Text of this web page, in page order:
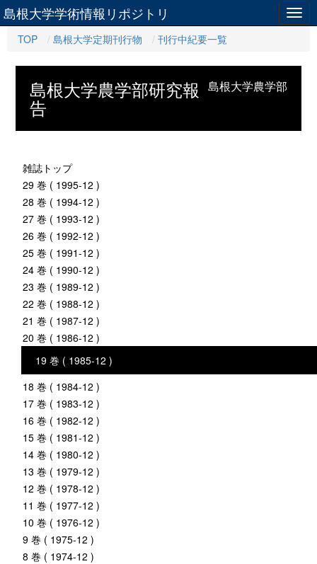
島根大学学術情報リポジトリ
TOP 島根大学定期刊行物 刊行中紀要一覧
島根大学農学部
島根大学農学部研究報
告
雑誌トップ
29 巻 ( 1995-12 )
28 巻 ( 1994-12 )
27 巻 ( 1993-12 )
26 巻 ( 1992-12 )
25 巻 ( 1991-12 )
24 巻 ( 1990-12 )
23 巻 ( 1989-12 )
22 巻 ( 1988-12 )
21 巻 ( 1987-12 )
20 巻 ( 1986-12 )
19 巻 ( 1985-12 )
18 巻 ( 1984-12 )
17 巻 ( 1983-12 )
16 巻 ( 1982-12 )
15 巻 ( 1981-12 )
14 巻 ( 1980-12 )
13 巻 ( 1979-12 )
12 巻 ( 1978-12 )
11 巻 ( 1977-12 )
10 巻 ( 1976-12 )
9 巻 ( 1975-12 )
8 巻 ( 1974-12 )